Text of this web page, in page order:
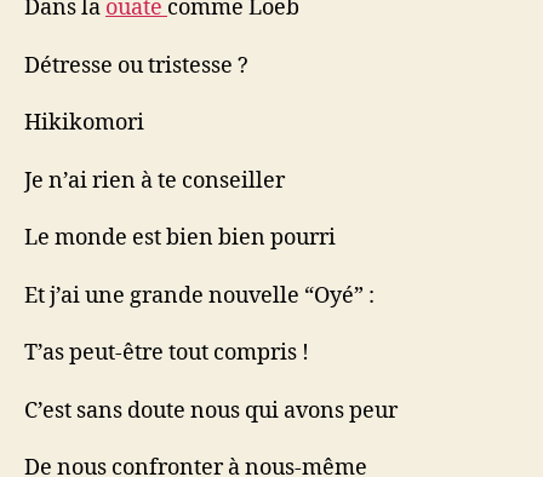
Dans la ouate comme Loeb
Détresse ou tristesse ?
Hikikomori
Je n’ai rien à te conseiller
Le monde est bien bien pourri
Et j’ai une grande nouvelle “Oyé” :
T’as peut-être tout compris !
C’est sans doute nous qui avons peur
De nous confronter à nous-même